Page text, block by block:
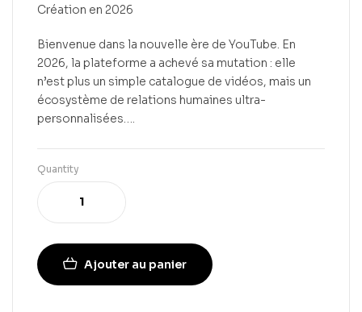
Création en 2026
Bienvenue dans la nouvelle ère de YouTube. En
2026, la plateforme a achevé sa mutation : elle
n’est plus un simple catalogue de vidéos, mais un
écosystème de relations humaines ultra-
personnalisées….
Quantity
Ajouter au panier